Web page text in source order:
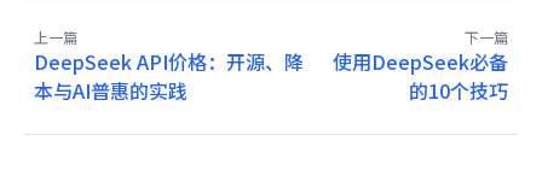
上一篇
DeepSeek API价格：开源、降
本与AI普惠的实践
下一篇
使用DeepSeek必备
的10个技巧